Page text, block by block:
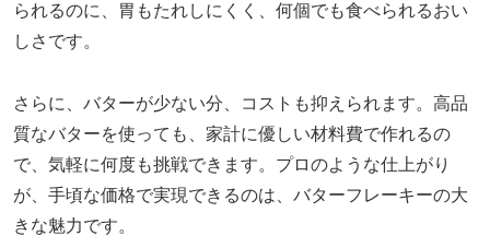
られるのに、胃もたれしにくく、何個でも食べられるおい
しさです。
さらに、バターが少ない分、コストも抑えられます。高品
質なバターを使っても、家計に優しい材料費で作れるの
で、気軽に何度も挑戦できます。プロのような仕上がり
が、手頃な価格で実現できるのは、バターフレーキーの大
きな魅力です。